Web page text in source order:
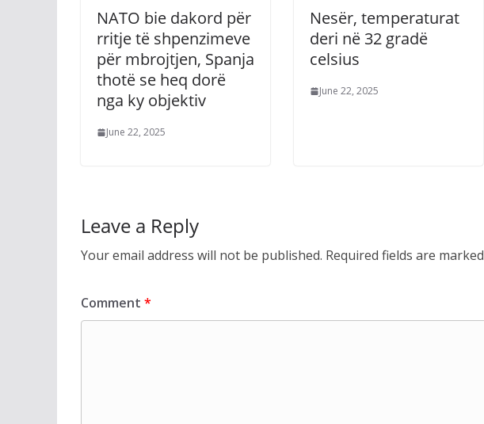
NATO bie dakord për
rritje të shpenzimeve
për mbrojtjen, Spanja
thotë se heq dorë
nga ky objektiv
June 22, 2025
Nesër, temperaturat
deri në 32 gradë
celsius
June 22, 2025
Leave a Reply
Your email address will not be published. Required fields are marked
Comment *